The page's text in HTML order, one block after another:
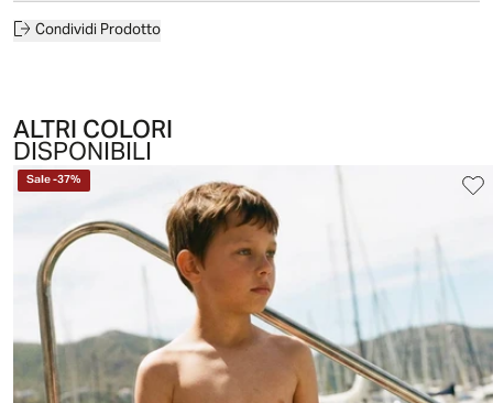
Condividi Prodotto
ALTRI COLORI
DISPONIBILI
Sale-37%